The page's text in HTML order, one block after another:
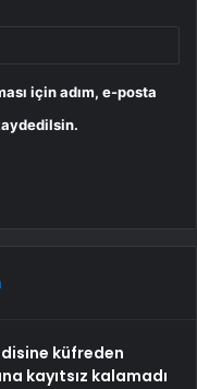
için adım, e-posta
küfreden
kayıtsız kalamadı